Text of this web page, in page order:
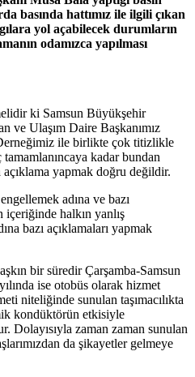
basında hattımız ile ilgili çıkan
yol açabilecek durumların
odamızca yapılması
ki Samsun Büyükşehir
ve Ulaşım Daire Başkanımız
ile birlikte çok titizlikle
kadar bundan
yapmak doğru değildir.
adına ve bazı
içeriğinde halkın yanlış
bazı açıklamaları yapmak
bir süredir Çarşamba-Samsun
ise otobüs olarak hizmet
niteliğinde sunulan taşımacılıkta
kondüktörün etkisiyle
Dolayısıyla zaman zaman sunulan
da şikayetler gelmeye